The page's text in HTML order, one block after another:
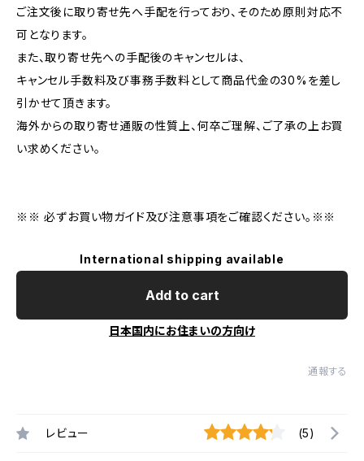
ご注文後に取り寄せ先へ手配を行っており、そのため原則対応不
可となります。
また、取り寄せ先への手配後のキャンセルは、
キャンセル手数料及び事務手数料として商品代金の30%を差し
引かせて頂きます。
海外からの取り寄せ通販の性質上、何卒ご理解、ご了承の上お買
い求めください。
※※ 必ずお買い物ガイド及び注意事項をご確認ください。※※
International shipping available
Add to cart
日本国内にお住まいの方向け
通報する
レビュー (5)